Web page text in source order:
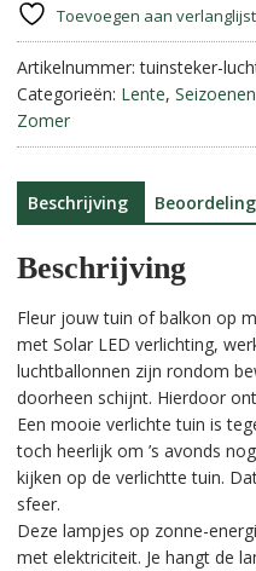
||
Blauw.
aantal
Toevoegen aan verlanglijst
Artikelnummer:tuinsteker-
Categorieën: Lente, Seizoenen
Zomer
Beschrijving
Beschrijving
Fleur jouw tuin of balkon op
met Solar LED verlichting,
luchtballonnen zijn rondom
doorheen schijnt. Hierdoor
Een mooie verlichte tuin is
toch heerlijk om ’s avonds
kijken op de verlichtte tuin.
sfeer.
Deze lampjes op zonne-
met elektriciteit. Je hangt de